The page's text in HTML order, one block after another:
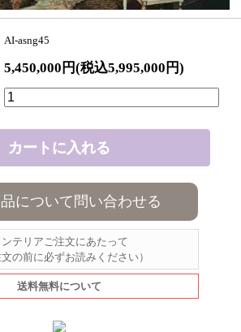
AI-asng45
5,450,000円(税込5,995,000円)
について問い合わせる
ンテリアご注文にあたって
文の前に必ずお読みください）
送料無料について